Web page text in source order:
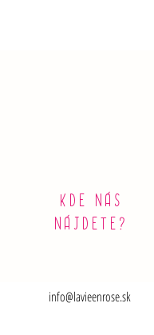
KDE NÁS
NÁJDETE?
info@lavieenrose.sk